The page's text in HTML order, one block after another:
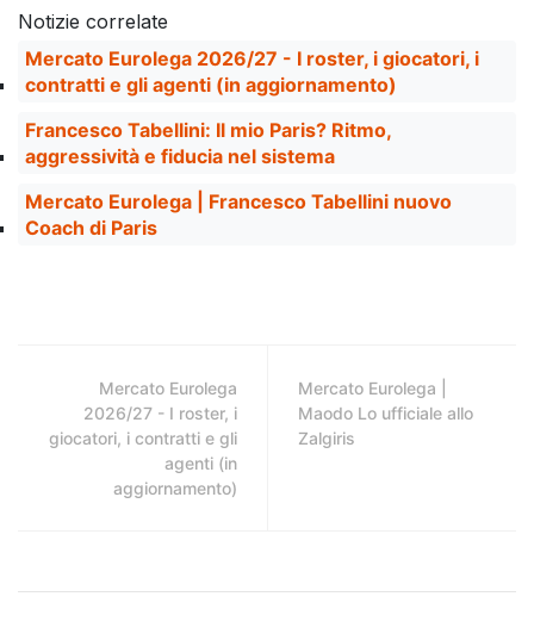
Notizie correlate
Mercato Eurolega 2026/27 - I roster, i giocatori, i
contratti e gli agenti (in aggiornamento)
Francesco Tabellini: Il mio Paris? Ritmo,
aggressività e fiducia nel sistema
Mercato Eurolega | Francesco Tabellini nuovo
Coach di Paris
Mercato Eurolega
2026/27 - I roster, i
giocatori, i contratti e gli
agenti (in
aggiornamento)
Mercato Eurolega |
Maodo Lo ufficiale allo
Zalgiris